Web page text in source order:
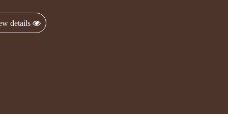
details